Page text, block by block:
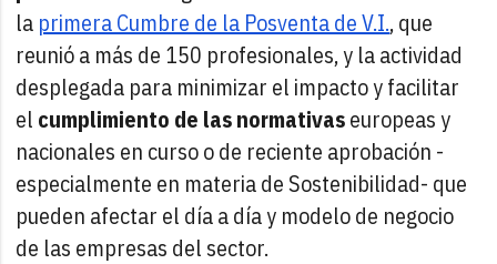
la primera Cumbre de la Posventa de V.I., que
reunió a más de 150 profesionales, y la actividad
desplegada para minimizar el impacto y facilitar
el cumplimiento de las normativaseuropeas y
nacionales en curso o de reciente aprobación -
especialmente en materia de Sostenibilidad- que
pueden afectar el día a día y modelo de negocio
de las empresas del sector.